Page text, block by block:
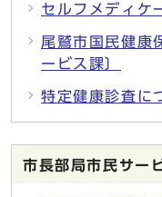
セルフメディケ
尾鷲市国民健康
ービス課〕
特定健康診査に
市長部局市民サー